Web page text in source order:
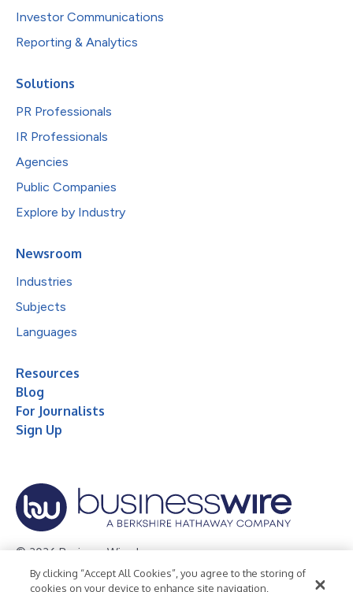
Investor Communications
Reporting & Analytics
Solutions
PR Professionals
IR Professionals
Agencies
Public Companies
Explore by Industry
Newsroom
Industries
Subjects
Languages
Resources
Blog
For Journalists
Sign Up
© 2026 Business Wire, Inc.
Privacy Policy Cookie Policy Accessibility Statement
By clicking “Accept All Cookies”, you agree to the storing of
cookies on your device to enhance site navigation,